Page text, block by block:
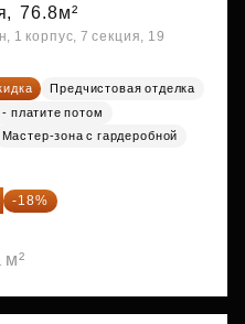
76.8м²
1 корпус, 7 секция, 19
Предчистовая отделка
платите потом
Мастер-зона с гардеробной
-18%
м²